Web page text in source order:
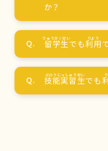
か？
留学生でも利用
技能実習生でも